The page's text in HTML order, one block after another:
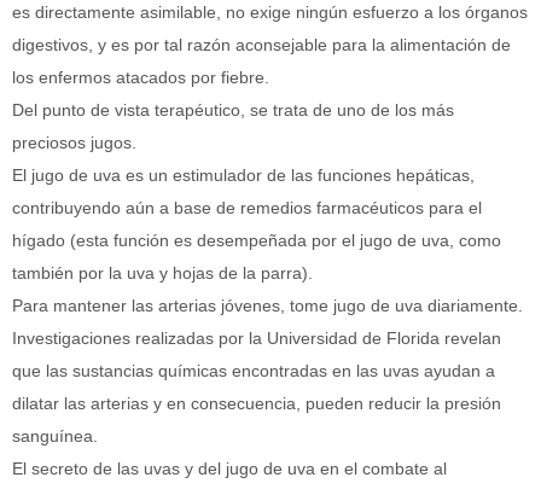
es directamente asimilable, no exige ningún esfuerzo a los órganos
digestivos, y es por tal razón aconsejable para la alimentación de
los enfermos atacados por fiebre.
Del punto de vista terapéutico, se trata de uno de los más
preciosos jugos.
El jugo de uva es un estimulador de las funciones hepáticas,
contribuyendo aún a base de remedios farmacéuticos para el
hígado (esta función es desempeñada por el jugo de uva, como
también por la uva y hojas de la parra).
Para mantener las arterias jóvenes, tome jugo de uva diariamente.
Investigaciones realizadas por la Universidad de Florida revelan
que las sustancias químicas encontradas en las uvas ayudan a
dilatar las arterias y en consecuencia, pueden reducir la presión
sanguínea.
El secreto de las uvas y del jugo de uva en el combate al